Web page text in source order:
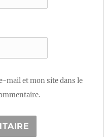
mail et mon site dans le